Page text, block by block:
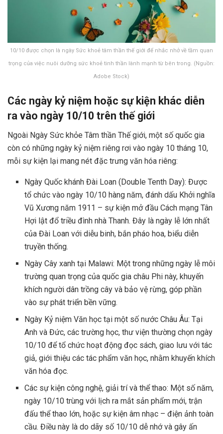
10/10 được chọn là ngày Sức khoẻ tâm thần thế giới để nhắc nhở về tầm quan
trọng của việc nuôi dưỡng sức khoẻ tinh thần lành mạnh từ bên trong. (Nguồn:
Adobe Stock)
Các ngày kỷ niệm hoặc sự kiện khác diễn
ra vào ngày 10/10 trên thế giới
Ngoài Ngày Sức khỏe Tâm thần Thế giới, một số quốc gia
còn có những ngày kỷ niệm riêng rơi vào ngày 10 tháng 10,
mỗi sự kiện lại mang nét đặc trưng văn hóa riêng:
Ngày Quốc khánh Đài Loan (Double Tenth Day): Được
tổ chức vào ngày 10/10 hàng năm, đánh dấu Khởi nghĩa
Vũ Xương năm 1911 – sự kiện mở đầu Cách mạng Tân
Hợi lật đổ triều đình nhà Thanh. Đây là ngày lễ lớn nhất
của Đài Loan với diễu binh, bắn pháo hoa, biểu diễn
truyền thống.
Ngày Cây xanh tại Malawi: Một trong những ngày lễ môi
trường quan trọng của quốc gia châu Phi này, khuyến
khích người dân trồng cây và bảo vệ rừng, góp phần
vào sự phát triển bền vững.
Ngày Kỷ niệm Văn học tại một số nước Châu Âu: Tại
Anh và Đức, các trường học, thư viện thường chọn ngày
10/10 để tổ chức hoạt động đọc sách, giao lưu với tác
giả, giới thiệu các tác phẩm văn học, nhằm khuyến khích
văn hóa đọc.
Các sự kiện công nghệ, giải trí và thể thao: Một số năm,
ngày 10/10 trùng với lịch ra mắt sản phẩm mới, trận
đấu thể thao lớn, hoặc sự kiện âm nhạc – điện ảnh toàn
cầu. Điều này là do dãy số 10/10 dễ nhớ và gây ấn